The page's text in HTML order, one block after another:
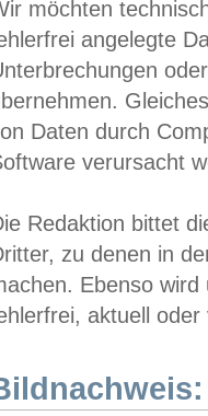
möchten
angelegte
Daten durch
verursacht
Redaktion bittet
zu denen in
Ebenso
aktuell oder